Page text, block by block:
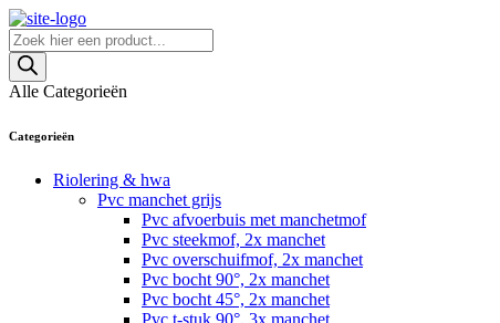
Skip
to
content
Producten
zoeken
Alle Categorieën
Categorieën
Riolering & hwa
Pvc manchet grijs
Pvc afvoerbuis met manchetmof
Pvc steekmof, 2x manchet
Pvc overschuifmof, 2x manchet
Pvc bocht 90°, 2x manchet
Pvc bocht 45°, 2x manchet
Pvc t-stuk 90°, 3x manchet